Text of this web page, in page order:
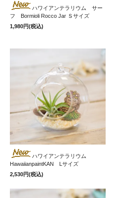
ハワイアンテラリウム サー
フ Bormioli Rocco Jar Ｓサイズ
1,980円(税込)
ハワイアンテラリウム
HawaiianpaintKAN Lサイズ
2,530円(税込)